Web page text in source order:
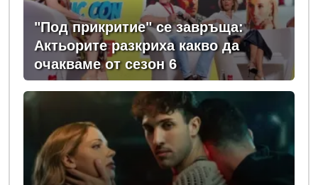
"Под прикритие" се завръща:
Актьорите разкриха какво да
очакваме от сезон 6